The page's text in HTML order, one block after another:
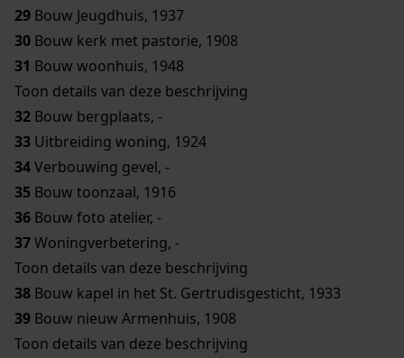
29 Bouw Jeugdhuis, 1937
30 Bouw kerk met pastorie, 1908
31 Bouw woonhuis, 1948
Toon details van deze beschrijving
32 Bouw bergplaats, -
33 Uitbreiding woning, 1924
34Verbouwing gevel, -
35 Bouw toonzaal, 1916
36 Bouw foto atelier, -
37Woningverbetering, -
Toon details van deze beschrijving
38 Bouw kapel in het St. Gertrudisgesticht, 1933
39 Bouw nieuw Armenhuis, 1908
Toon details van deze beschrijving